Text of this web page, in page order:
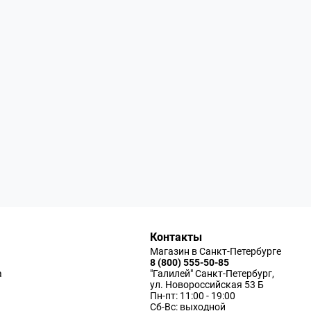
Контакты
Магазин в Санкт-Петербурге
8 (800) 555-50-85
"Галилей" Санкт-Петербург,
ул. Новороссийская 53 Б
Пн-пт: 11:00 - 19:00
Сб-Вс: выходной